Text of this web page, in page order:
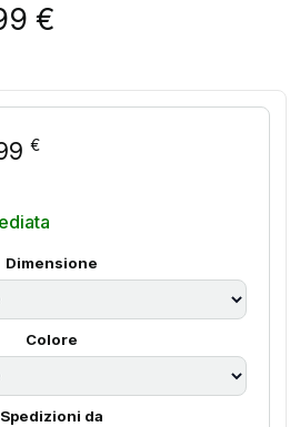
€
€Fascia di prezzo:
Dimensione
Colore
Spedizioni da